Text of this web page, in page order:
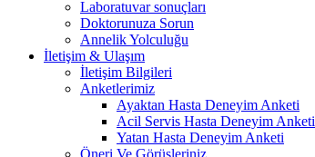
Laboratuvar sonuçları
Doktorunuza Sorun
Annelik Yolculuğu
İletişim & Ulaşım
İletişim Bilgileri
Anketlerimiz
Ayaktan Hasta Deneyim Anketi
Acil Servis Hasta Deneyim Anketi
Yatan Hasta Deneyim Anketi
Öneri Ve Görüşleriniz